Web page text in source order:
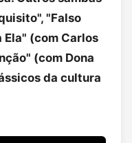
"Falso
Ela" (com Carlos
(com Dona
da cultura